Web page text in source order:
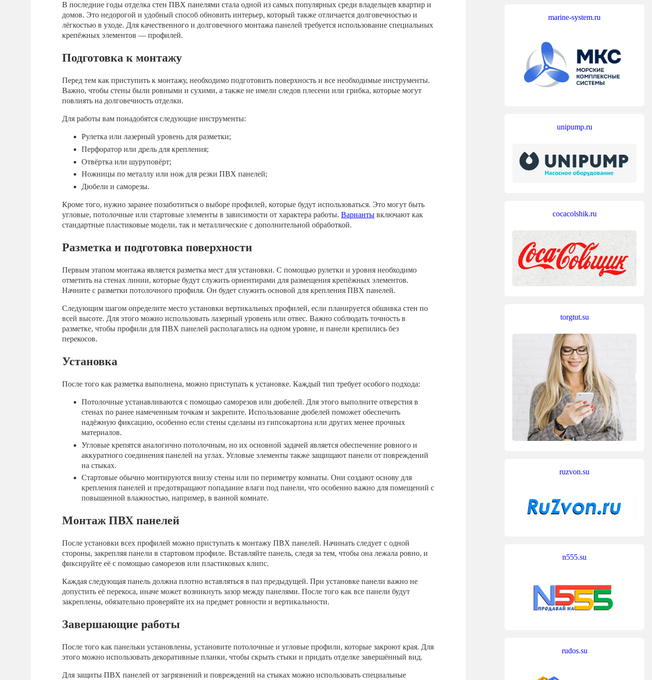
В последние годы отделка стен ПВХ панелями стала одной из самых популярных среди владельцев квартир и
домов. Это недорогой и удобный способ обновить интерьер, который также отличается долговечностью и
лёгкостью в уходе. Для качественного и долговечного монтажа панелей требуется использование специальных
крепёжных элементов — профилей.
Подготовка к монтажу
Перед тем как приступить к монтажу, необходимо подготовить поверхность и все необходимые инструменты.
Важно, чтобы стены были ровными и сухими, а также не имели следов плесени или грибка, которые могут
повлиять на долговечность отделки.
Для работы вам понадобятся следующие инструменты:
Рулетка или лазерный уровень для разметки;
Перфоратор или дрель для крепления;
Отвёртка или шуруповёрт;
Ножницы по металлу или нож для резки ПВХ панелей;
Дюбели и саморезы.
Кроме того, нужно заранее позаботиться о выборе профилей, которые будут использоваться. Это могут быть
угловые, потолочные или стартовые элементы в зависимости от характера работы. Варианты включают как
стандартные пластиковые модели, так и металлические с дополнительной обработкой.
Разметка и подготовка поверхности
Первым этапом монтажа является разметка мест для установки. С помощью рулетки и уровня необходимо
отметить на стенах линии, которые будут служить ориентирами для размещения крепёжных элементов.
Начните с разметки потолочного профиля. Он будет служить основой для крепления ПВХ панелей.
Следующим шагом определите место установки вертикальных профилей, если планируется обшивка стен по
всей высоте. Для этого можно использовать лазерный уровень или отвес. Важно соблюдать точность в
разметке, чтобы профили для ПВХ панелей располагались на одном уровне, и панели крепились без
перекосов.
Установка
После того как разметка выполнена, можно приступать к установке. Каждый тип требует особого подхода:
Потолочные устанавливаются с помощью саморезов или дюбелей. Для этого выполните отверстия в
стенах по ранее намеченным точкам и закрепите. Использование дюбелей поможет обеспечить
надёжную фиксацию, особенно если стены сделаны из гипсокартона или других менее прочных
материалов.
Угловые крепятся аналогично потолочным, но их основной задачей является обеспечение ровного и
аккуратного соединения панелей на углах. Угловые элементы также защищают панели от повреждений
на стыках.
Стартовые обычно монтируются внизу стены или по периметру комнаты. Они создают основу для
крепления панелей и предотвращают попадание влаги под панели, что особенно важно для помещений с
повышенной влажностью, например, в ванной комнате.
Монтаж ПВХ панелей
После установки всех профилей можно приступать к монтажу ПВХ панелей. Начинать следует с одной
стороны, закрепляя панели в стартовом профиле. Вставляйте панель, следя за тем, чтобы она лежала ровно, и
фиксируйте её с помощью саморезов или пластиковых клипс.
Каждая следующая панель должна плотно вставляться в паз предыдущей. При установке панели важно не
допустить её перекоса, иначе может возникнуть зазор между панелями. После того как все панели будут
закреплены, обязательно проверяйте их на предмет ровности и вертикальности.
Завершающие работы
После того как панельки установлены, установите потолочные и угловые профили, которые закроют края. Для
этого можно использовать декоративные планки, чтобы скрыть стыки и придать отделке завершённый вид.
Для защиты ПВХ панелей от загрязнений и повреждений на стыках можно использовать специальные
marine-system.ru
unipump.ru
cocacolshik.ru
torgtut.su
ruzvon.su
n555.su
rudos.su